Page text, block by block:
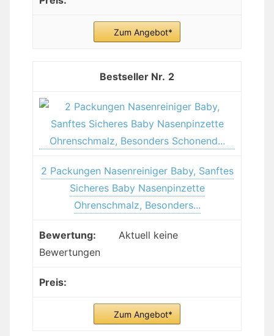
Zum Angebot*
2
2 Packungen Nasenreiniger Baby, Sanftes
Sicheres Baby Nasenpinzette
Ohrenschmalz, Besonders...
Aktuell keine
Bewertungen
Zum Angebot*